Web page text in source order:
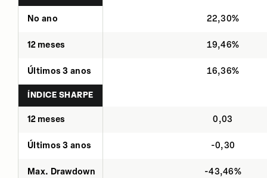
No ano 22,30%
12 meses 19,46%
Últimos 3 anos 16,36%
ÍNDICE SHARPE
12 meses 0,03
Últimos 3 anos -0,30
Max. Drawdown -43,46%